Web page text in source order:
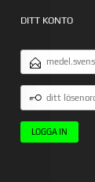
DITT KONTO
E-
POSTADRESS
LÖSENORD